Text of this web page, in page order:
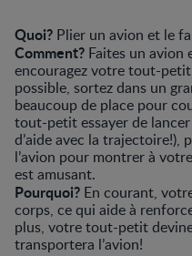
Quoi? Plier un avion et le
Comment? Faites un avion
encouragez votre tout-
possible, sortez dans un
beaucoup de place pour
tout-petit essayer de
d’aide avec la trajectoire!),
l’avion pour montrer à
est amusant.
Pourquoi? En courant,
corps, ce qui aide à
plus, votre tout-petit
transportera l’avion!